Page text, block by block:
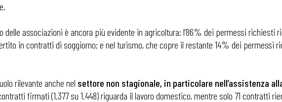
associazioni è ancora più evidente in agricoltura: l’86% dei permessi richiesti
in contratti di soggiorno; e nel turismo, che copre il restante 14% dei permessi
rilevante anche nel settore non stagionale, in particolare nell’assistenza
firmati (1.377 su 1.448) riguarda il lavoro domestico, mentre solo 71 contratti